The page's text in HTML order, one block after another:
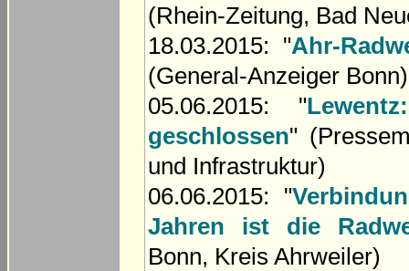
(Rhein-Zeitung, Bad
18.03.2015: "Ahr-
(General-Anzeiger Bonn)
05.06.2015: "
geschlossen"
und Infrastruktur)
06.06.2015: "
Jahren ist die
Bonn, Kreis Ahrweiler)